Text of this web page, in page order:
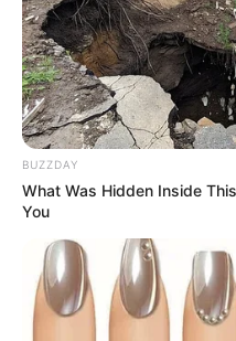
BUZZDAY
What Was Hidden Inside
You